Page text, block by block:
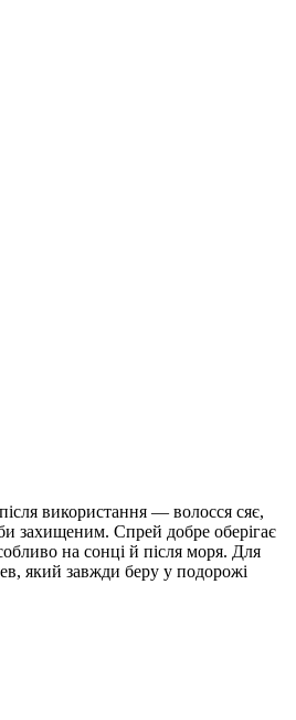
використання — волосся сяє,
захищеним. Спрей добре оберігає
на сонці й після моря. Для
який завжди беру у подорожі